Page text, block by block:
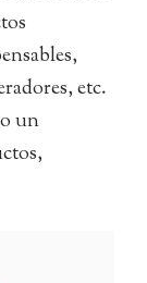
etc.
un